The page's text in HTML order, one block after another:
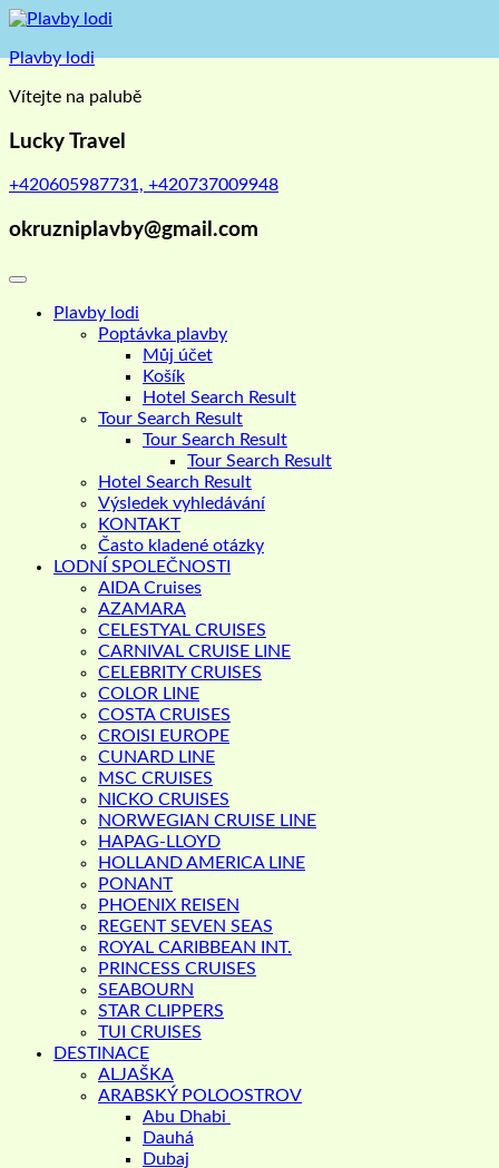
Skip
content
Plavby lodi
Vítejte na palubě
Lucky Travel
+420605987731, +420737009948
okruzniplavby@gmail.com
Plavby lodi
Poptávka plavby
Můj účet
Košík
Hotel Search Result
Tour Search Result
Tour Search Result
Tour Search Result
Hotel Search Result
Výsledek vyhledávání
KONTAKT
Často kladené otázky
LODNÍ SPOLEČNOSTI
AIDA Cruises
AZAMARA
CELESTYAL CRUISES
CARNIVAL CRUISE LINE
CELEBRITY CRUISES
COLOR LINE
COSTA CRUISES
CROISI EUROPE
CUNARD LINE
MSC CRUISES
NICKO CRUISES
NORWEGIAN CRUISE LINE
HAPAG-LLOYD
HOLLAND AMERICA LINE
PONANT
PHOENIX REISEN
REGENT SEVEN SEAS
ROYAL CARIBBEAN INT.
PRINCESS CRUISES
SEABOURN
STAR CLIPPERS
TUI CRUISES
DESTINACE
ALJAŠKA
ARABSKÝ POLOOSTROV
Abu Dhabi
Dauhá
Dubaj